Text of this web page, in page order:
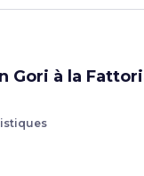
Gori à la